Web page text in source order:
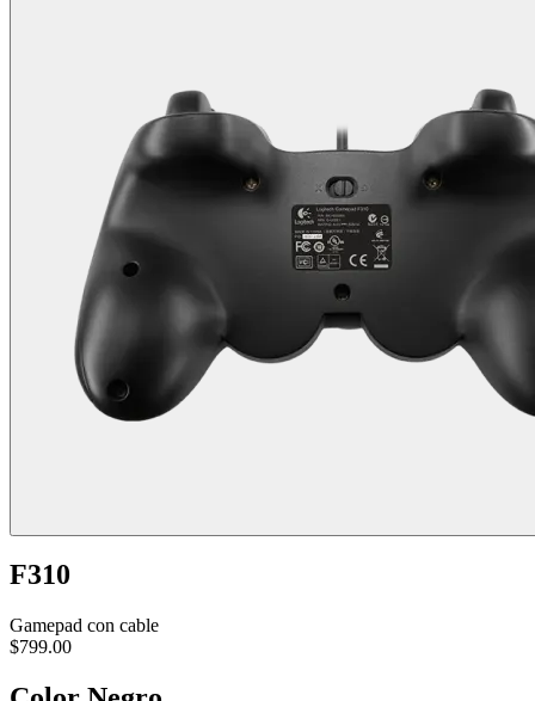
F310
Gamepad con cable
$799.00